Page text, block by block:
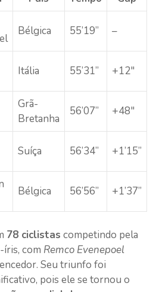
Bélgica 55’19” –
Itália 55’31” +12″
Grã-
Bretanha
56’07” +48″
Suíça 56’34” +1’15”
Bélgica 56’56” +1’37”
78 ciclistas competindo pela
íris, com Remco Evenepoel
Seu triunfo foi
pois ele se tornou o